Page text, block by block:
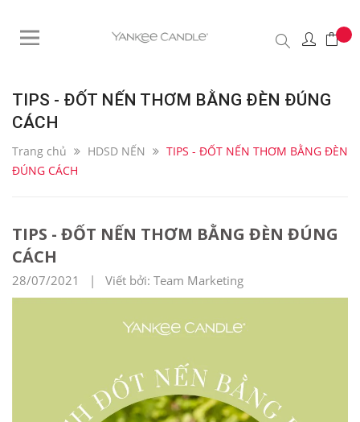
TIPS - ĐỐT NẾN THƠM BẰNG ĐÈN ĐÚNG
CÁCH
Trang chủ HDSD NẾN
TIPS - ĐỐT NẾN THƠM BẰNG ĐÈN
ĐÚNG CÁCH
TIPS - ĐỐT NẾN THƠM BẰNG ĐÈN ĐÚNG
CÁCH
28/07/2021 | Viết bởi: Team Marketing